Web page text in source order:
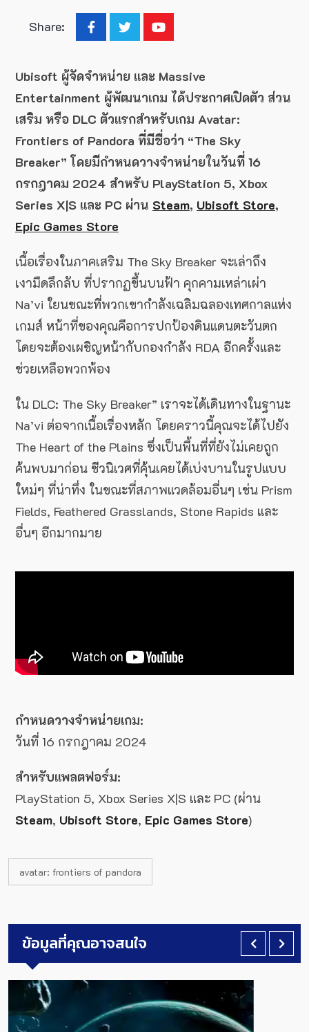
Share:
Ubisoft ผู้จัดจำหน่าย และ Massive
Entertainment ผู้พัฒนาเกม ได้ประกาศเปิดตัว ส่วน
เสริม หรือ DLC ตัวแรกสำหรับเกม Avatar:
Frontiers of Pandora ที่มีชื่อว่า “The Sky
Breaker” โดยมีกำหนดวางจำหน่ายในวันที่ 16
กรกฎาคม 2024 สำหรับ PlayStation 5, Xbox
Series X|S และ PC ผ่าน Steam, Ubisoft Store,
Epic Games Store
เนื้อเรื่องในภาคเสริม The Sky Breaker จะเล่าถึง
เงามืดลึกลับ ที่ปรากฏขึ้นบนฟ้า คุกคามเหล่าเผ่า
Na’vi ใยนขณะที่พวกเขากำลังเฉลิมฉลองเทศกาลแห่ง
เกมส์ หน้าที่ของคุณคือการปกป้องดินแดนตะวันตก
โดยจะต้องเผชิญหน้ากับกองกำลัง RDA อีกครั้งและ
ช่วยเหลือพวกพ้อง
ใน DLC: The Sky Breaker” เราจะได้เดินทางในฐานะ
Na’vi ต่อจากเนื้อเรื่องหลัก โดยคราวนี้คุณจะได้ไปยัง
The Heart of the Plains ซึ่งเป็นพื้นที่ที่ยังไม่เคยถูก
ค้นพบมาก่อน ชีวนิเวศที่คุ้นเคยได้เบ่งบานในรูปแบบ
ใหม่ๆ ที่น่าทึ่ง ในขณะที่สภาพแวดล้อมอื่นๆ เช่น Prism
Fields, Feathered Grasslands, Stone Rapids และ
อื่นๆ อีกมากมาย
กำหนดวางจำหน่ายเกม:
วันที่ 16 กรกฎาคม 2024
สำหรับแพลตฟอร์ม:
PlayStation 5, Xbox Series X|S และ PC (ผ่าน
Steam, Ubisoft Store, Epic Games Store)
avatar: frontiers of pandora
ข้อมูลที่คุณอาจสนใจ